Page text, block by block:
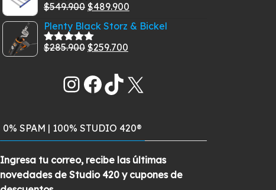
era:
$269.900.
es:
$229.900.
Valorado
5
$549.900 El
precio
original
era:
$489.900
precio
Plenty Black Storz & Bickel
Valorado
$285.900 El
original
era:
$259.700
actual
es:
Instagram
Facebook
TikTok
X
0% SPAM | 100% STUDIO 420®
Ingresa tu correo, recibe las últimas
novedades de Studio 420 y cupones de